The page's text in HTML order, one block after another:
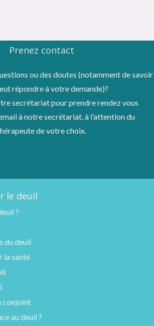
Prenez contact
ou des doutes (notamment de savoir
répondre à votre demande)?
secrétariat pour prendre rendez vous
à notre secrétariat, à l’attention du
de votre choix.
le deuil
?
du deuil
la santé
conjoint
au deuil ?